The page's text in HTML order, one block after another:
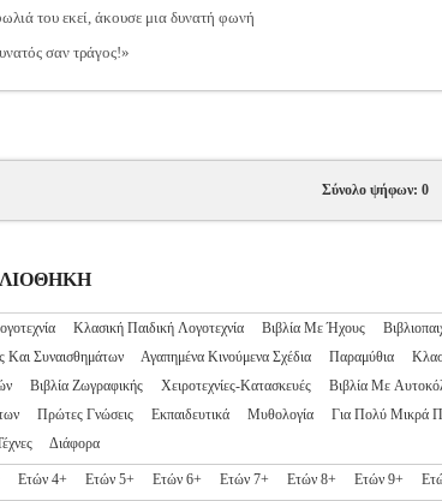
του εκεί, άκουσε μια δυνατή φωνή
σαν τράγος!»
Σύνολο ψήφων: 0
Κλασική Παιδική Λογοτεχνία Βιβλία Με Ήχους
Και Συναισθημάτων
Αγαπημένα Κινούμενα Σχέδια Παραμύθια
Βιβλία Ζωγραφικής Χειροτεχνίες-Κατασκευές Βιβλία Με
Πρώτες Γνώσεις Εκπαιδευτικά Μυθολογία Για Πολύ Μικρά
Διάφορα
Ετών 4+ Ετών 5+ Ετών 6+ Ετών 7+ Ετών 8+ Ετών 9+